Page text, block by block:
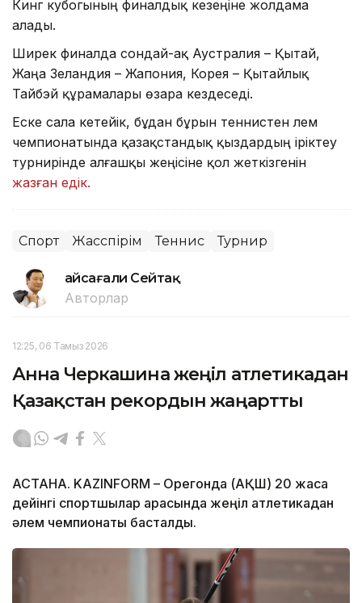
Кинг кубогының финалдық кезеңіне жолдама
алады.
Ширек финалда сондай-ақ Аустралия – Қытай,
Жаңа Зеландия – Жапония, Корея – Қытайлық
Тайбэй құрамалары өзара кездеседі.
Еске сала кетейік, бұдан бұрын теннистен әлем
чемпионатында қазақстандық қыздардың іріктеу
турнирінде алғашқы жеңісіне қол жеткізгенін
жазған едік.
Спорт Жасөспірім Теннис Турнир
Ғайсағали Сейтақ
Авторлар
12:25, 06 Тамыз 2026
Анна Черкашина жеңіл атлетикадан
Қазақстан рекордын жаңартты
АСТАНА. KAZINFORM – Орегонда (АҚШ) 20 жасқа
дейінгі спортшылар арасында жеңіл атлетикадан
әлем чемпионаты басталды.